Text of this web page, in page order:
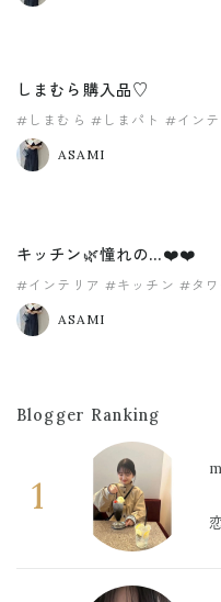
しまむら購入品♡
#しまむら #しまパト #インテ
#ディズニー
ASAMI
キッチン🌿憧れの…❤️❤️
#インテリア #キッチン #タワ
#モノトーン
ASAMI
Blogger Ranking
1